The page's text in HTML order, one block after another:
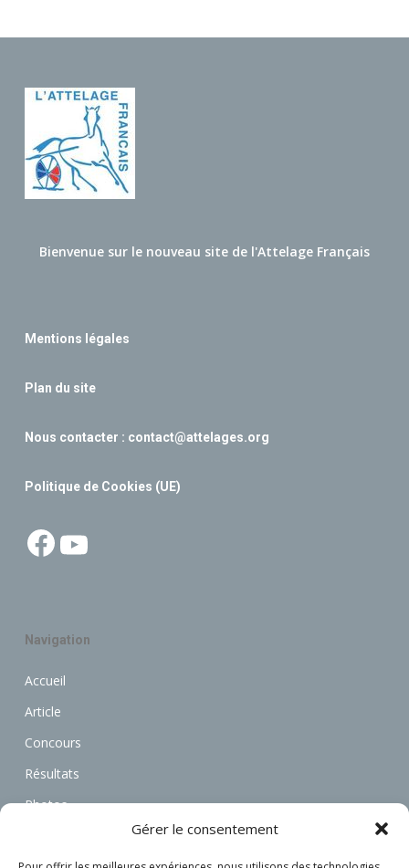
Gérer le consentement
Bienvenue sur le nouveau site de l'Attelage Français
Mentions légales
Plan du site
Nous contacter : contact@attelages.org
Politique de Cookies (UE)
Facebook
Navigation
Accueil
Article
Concours
Résultats
Photos